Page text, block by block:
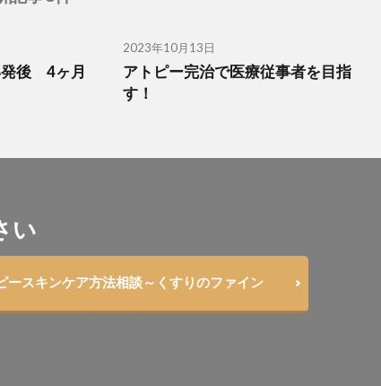
発後 4ヶ月
2023年10月13日
アトピー完治で医療従事者を目指
す！
い
ースキンケア方法相談～くすりのファイン